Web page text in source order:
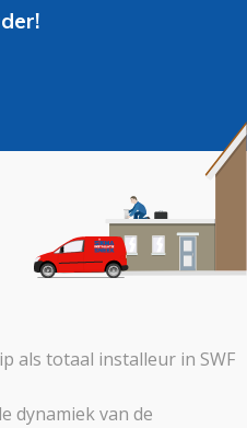
als totaal installeur in SWF
dynamiek van de